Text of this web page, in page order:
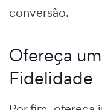
conversão.
Ofereça
Fidelidade